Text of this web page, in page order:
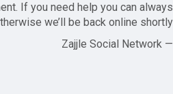
If you need help you can always
we’ll be back online shortly!
— Zajjle Social Network